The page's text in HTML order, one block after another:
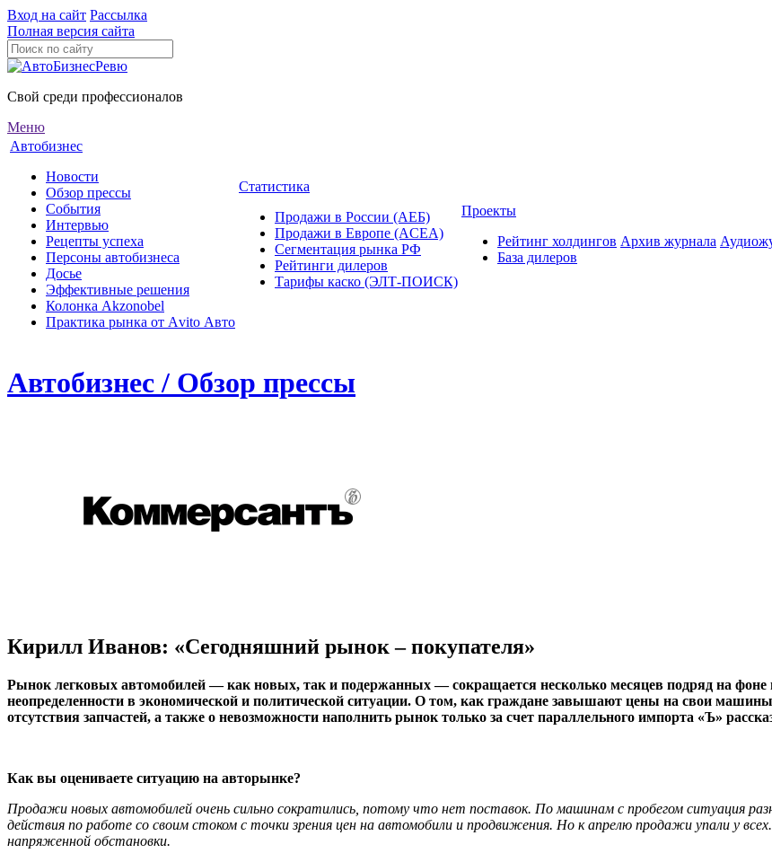
Вход на сайт Рассылка
Полная версия сайта
Свой среди профессионалов
Меню
Автобизнес
Новости
Обзор прессы
События
Интервью
Рецепты успеха
Персоны автобизнеса
Досье
Эффективные решения
Колонка Akzonobel
Практика рынка от Аvito Авто
Статистика
Продажи в России (АЕБ)
Продажи в Европе (ACEA)
Сегментация рынка РФ
Рейтинги дилеров
Тарифы каско (ЭЛТ-ПОИСК)
Проекты
Рейтинг холдингов
База дилеров
Архив журнала
Автобизнес / Обзор прессы
Кирилл Иванов: «Сегодняшний рынок – покупателя»
Рынок легковых автомобилей — как новых, так и подержанных — сокращается несколько месяцев подряд на
неопределенности в экономической и политической ситуации. О том, как граждане завышают цены на свои
отсутствия запчастей, а также о невозможности наполнить рынок только за счет параллельного импорта «Ъ»
Как вы оцениваете ситуацию на авторынке?
Продажи новых автомобилей очень сильно сократились, потому что нет поставок. По машинам с пробегом ситуация
действия по работе со своим стоком с точки зрения цен на автомобили и продвижения. Но к апрелю продажи упали у
напряженной обстановки.